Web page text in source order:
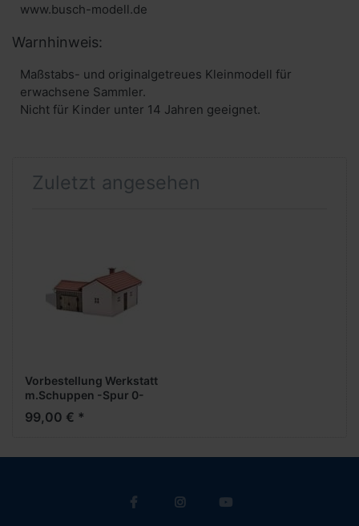
www.busch-modell.de
Warnhinweis:
Maßstabs- und originalgetreues Kleinmodell für
erwachsene Sammler.
Nicht für Kinder unter 14 Jahren geeignet.
Zuletzt angesehen
Vorbestellung Werkstatt
m.Schuppen -Spur 0-
***Busch News 01
2026***
99,00 € *